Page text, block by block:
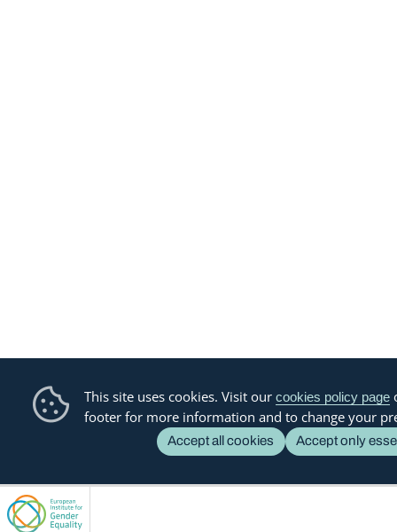
This site uses cookies. Visit our cookies policy page
footer for more information and to change your
Accept all cookies Accept only